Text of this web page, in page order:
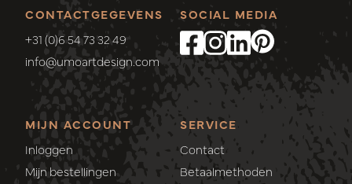
CONTACTGEGEVENS
+31 (0)6 54 73 32 49
info@umoartdesign.com
MIJN ACCOUNT
Inloggen
Mijn bestellingen
SERVICE
Contact
Betaalmethoden
SOCIAL MEDIA